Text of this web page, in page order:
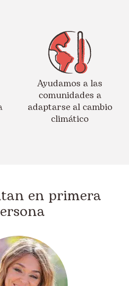
Ayudamos a las
comunidades a
adaptarse al cambio
climático
en primera